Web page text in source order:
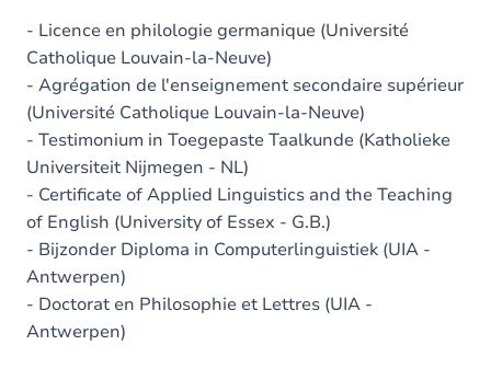
- Licence en philologie germanique (Université
Catholique Louvain-la-Neuve)
- Agrégation de l'enseignement secondaire supérieur
(Université Catholique Louvain-la-Neuve)
- Testimonium in Toegepaste Taalkunde (Katholieke
Universiteit Nijmegen - NL)
- Certificate of Applied Linguistics and the Teaching
of English (University of Essex - G.B.)
- Bijzonder Diploma in Computerlinguistiek (UIA -
Antwerpen)
- Doctorat en Philosophie et Lettres (UIA -
Antwerpen)